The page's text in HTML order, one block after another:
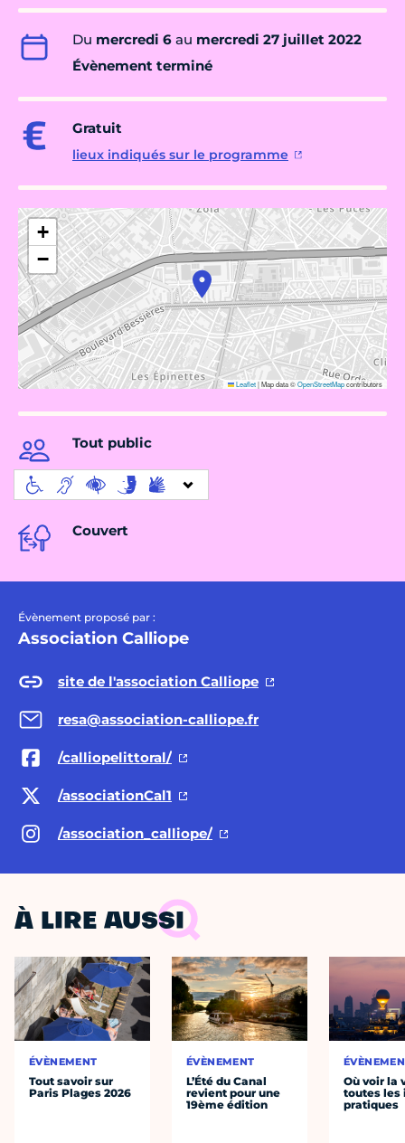
Du mercredi 6 au mercredi 27 juillet 2022
Évènement terminé
Gratuit
lieux indiqués sur le programme
+
−
Leaflet|Map data ©OpenStreetMapcontributors
Tout public
Couvert
Évènement proposé par :
Association Calliope
site de l'association Calliope
resa@association-calliope.fr
/calliopelittoral/
/associationCal1
/association_calliope/
À LIRE AUSSI
ÉVÈNEMENT
Tout savoir sur
Paris Plages 2026
ÉVÈNEMENT
L’Été du Canal
revient pour une
19ème édition
Où voir la
toutes les
pratiques